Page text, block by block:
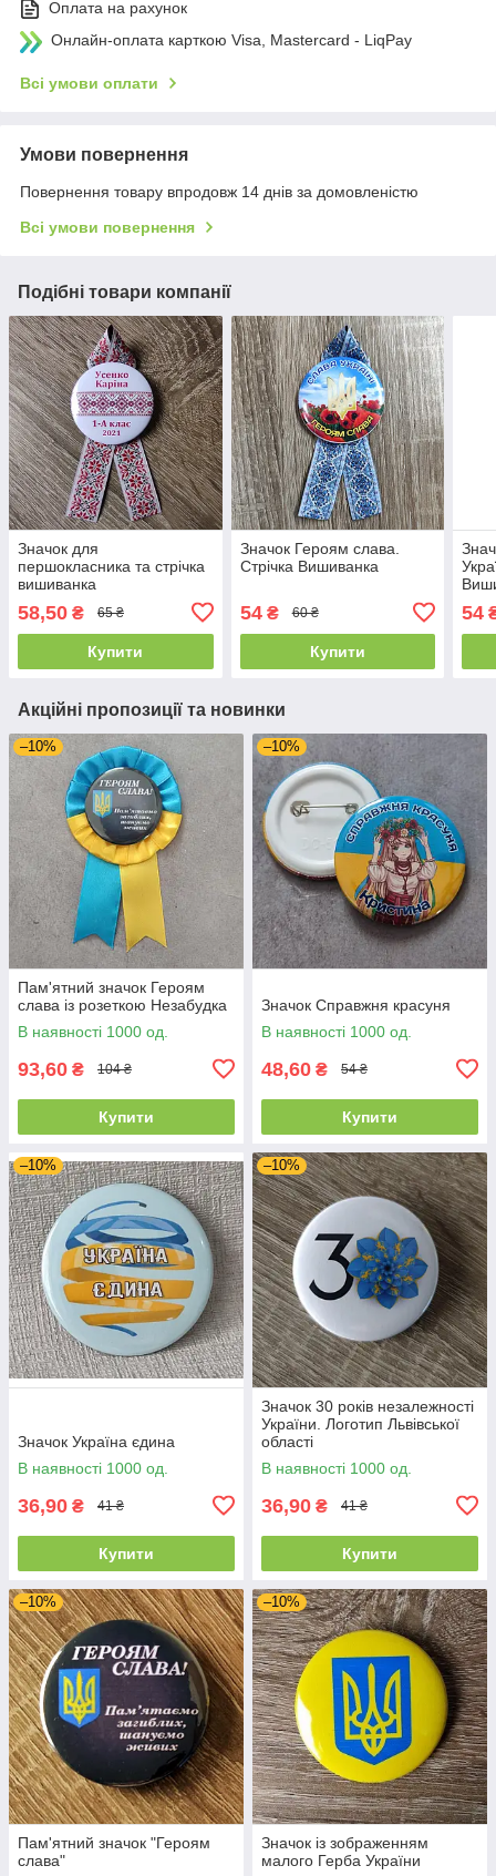
Оплата на рахунок
Онлайн-оплата карткою Visa, Mastercard - LiqPay
Всі умови оплати
Умови повернення
Повернення товару впродовж 14 днів за домовленістю
Всі умови повернення
Подібні товари компанії
Значок для
першокласника та стрічка
вишиванка
58,50 ₴ 65 ₴
Купити
Значок Героям слава.
Стрічка Вишиванка
54₴ 60 ₴
Купити
54
Акційні пропозиції та новинки
–10%
Пам'ятний значок Героям
слава із розеткою Незабудка
В наявності 1000 од.
93,60 ₴ 104 ₴
Купити
–10%
Значок Справжня красуня
В наявності 1000 од.
48,60 ₴ 54 ₴
Купити
–10%
Значок Україна єдина
В наявності 1000 од.
36,90 ₴ 41 ₴
Купити
–10%
Значок 30 років незалежності
України. Логотип Львівської
області
В наявності 1000 од.
36,90 ₴ 41 ₴
Купити
–10%
Пам'ятний значок "Героям
слава"
–10%
Значок із зображенням
малого Герба України